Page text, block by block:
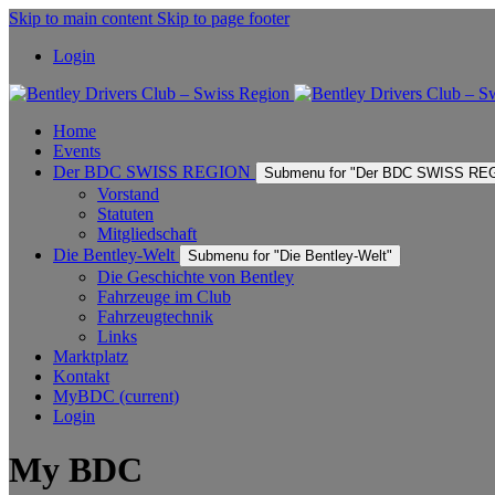
Skip to main content Skip to page footer
Login
Home
Events
Der BDC SWISS REGION
Submenu for "Der BDC SWISS
Vorstand
Statuten
Mitgliedschaft
Die Bentley-Welt
Submenu for "Die Bentley-Welt"
Die Geschichte von Bentley
Fahrzeuge im Club
Fahrzeugtechnik
Links
Marktplatz
Kontakt
MyBDC (current)
Login
My BDC